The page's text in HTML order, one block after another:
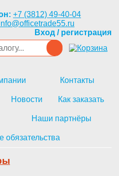
+7 (3812) 49-40-04
Вход / регистрация
Контакты
Новости Как заказать
Наши партнёры
обязательства